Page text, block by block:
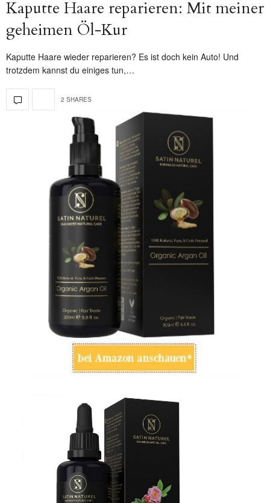
Kaputte Haare reparieren: Mit meiner
geheimen Öl-Kur
Kaputte Haare wieder reparieren? Es ist doch kein Auto! Und
trotzdem kannst du einiges tun,…
2 SHARES